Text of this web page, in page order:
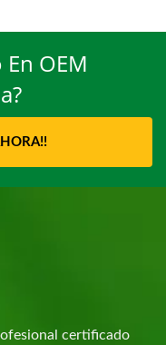
OEM
certificado